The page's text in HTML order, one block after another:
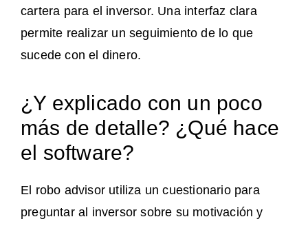
cartera para el inversor. Una interfaz clara
permite realizar un seguimiento de lo que
sucede con el dinero.
¿Y explicado con un poco
más de detalle? ¿Qué hace
el software?
El robo advisor utiliza un cuestionario para
preguntar al inversor sobre su motivación y